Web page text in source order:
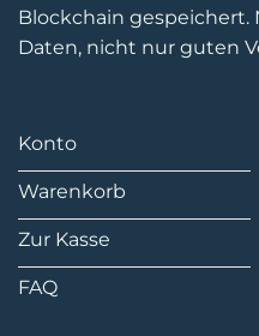
Blockchain
Daten, nicht nur guten
Konto
Warenkorb
Zur Kasse
FAQ